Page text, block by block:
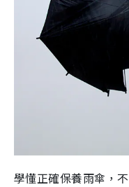
學懂正確保養雨傘，